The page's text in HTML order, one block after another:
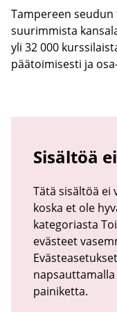
Tam­pe­reen
suu­rim­mis­ta
yli 32 000
pää­toi­mi­ses­ti ja
Sisältöä
Tätä sisältöä ei
koska et ole
kategoriasta
evästeet
napsauttamalla
painiketta.